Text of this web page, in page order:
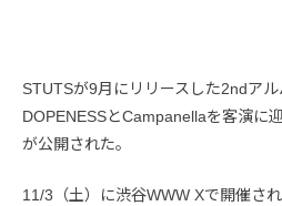
STUTSが9月にリリースした2ndア
DOPENESSとCampanellaを客演に
が公開された。
11/3（土）に渋谷WWW Xで開催さ